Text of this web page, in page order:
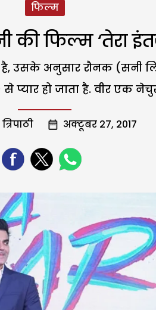
फिल्म
की फिल्म ‘तेरा
है, उसके अनुसार रौनक (सनी
प्यार हो जाता है. वीर एक
अक्टूबर 27, 2017